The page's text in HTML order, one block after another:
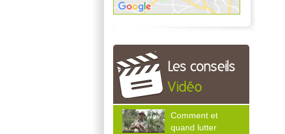
Les conseils
Vidéo
Comment et
quand lutter